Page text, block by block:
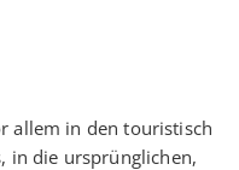
allem in den touristisch
in die ursprünglichen,